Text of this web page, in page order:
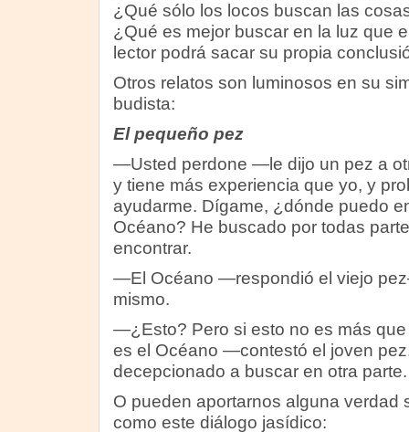
¿Qué sólo los locos buscan las
¿Qué es mejor buscar en la luz que
lector podrá sacar su propia
Otros relatos son luminosos en su
budista:
El pequeño pez
—Usted perdone —le dijo un pez a
y tiene más experiencia que yo, y
ayudarme. Dígame, ¿dónde puedo
Océano? He buscado por todas
encontrar.
—El Océano —respondió el viejo
mismo.
—¿Esto? Pero si esto no es más
es el Océano —contestó el joven
decepcionado a buscar en otra parte.
O pueden aportarnos alguna verdad
como este diálogo jasídico: